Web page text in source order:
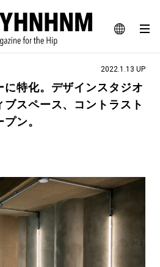
JA
EN
BLOG SNAP
ルチャー、ライフスタイルWEBマガジン
イナーグッド図鑑
#MONTHLY JOURNAL
イナムのYouTube
IT #AH.H
#MUSIC
2022.1.13 UP
に特化。デザインスタジオ
スペース、コントラスト
ン。